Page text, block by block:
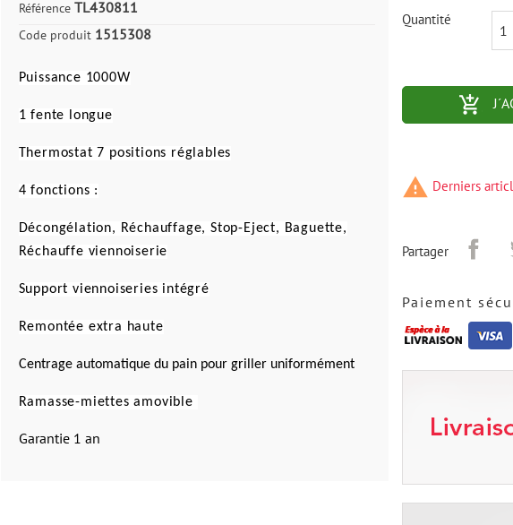
Référence TL430811
Code produit 1515308
Puissance 1000W
1 fente longue
Thermostat 7 positions réglables
4 fonctions :
Décongélation, Réchauffage, Stop-Eject, Baguette,
Réchauffe viennoiserie
Support viennoiseries intégré
Remontée extra haute
Centrage automatique du pain pour griller uniformément
Ramasse-miettes amovible
Garantie 1 an
Quantité
 Derniers
Partager
Paiement